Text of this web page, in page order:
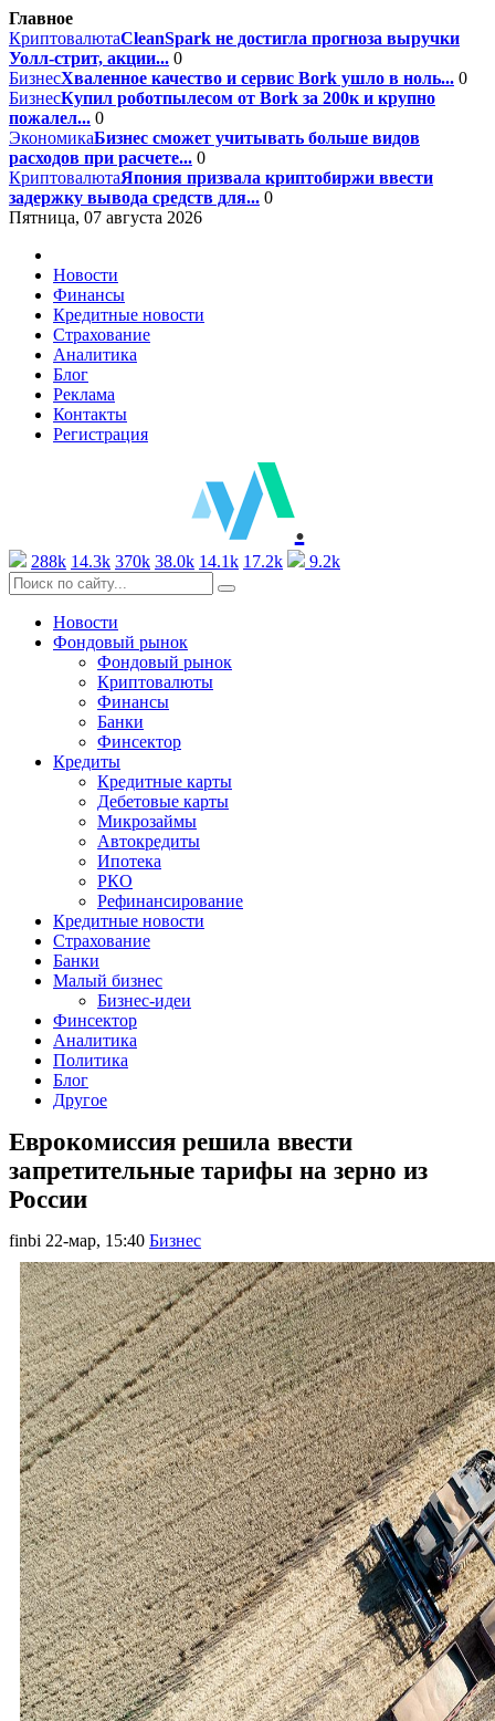
Главное
КриптовалютаCleanSpark не достигла прогноза выручки
Уолл-стрит, акции... 0
БизнесХваленное качество и сервис Bork ушло в ноль... 0
БизнесКупил роботпылесом от Bork за 200к и крупно
пожалел... 0
ЭкономикаБизнес сможет учитывать больше видов
расходов при расчете... 0
КриптовалютаЯпония призвала криптобиржи ввести
задержку вывода средств для... 0
Пятница, 07 августа 2026
Новости
Финансы
Кредитные новости
Страхование
Аналитика
Блог
Реклама
Контакты
Регистрация
.
288k 14.3k 370k 38.0k 14.1k 17.2k 9.2k
Новости
Фондовый рынок
Фондовый рынок
Криптовалюты
Финансы
Банки
Финсектор
Кредиты
Кредитные карты
Дебетовые карты
Микрозаймы
Автокредиты
Ипотека
РКО
Рефинансирование
Кредитные новости
Страхование
Банки
Малый бизнес
Бизнес-идеи
Финсектор
Аналитика
Политика
Блог
Другое
Еврокомиссия решила ввести
запретительные тарифы на зерно из
России
finbi 22-мар, 15:40 Бизнес